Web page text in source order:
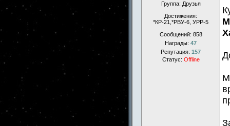
Группа: Друзья
Достижения:
*КР-21,*РВУ-6, УРР-5
Сообщений: 858
Награды: 47
Репутация: 157
Статус: Offline